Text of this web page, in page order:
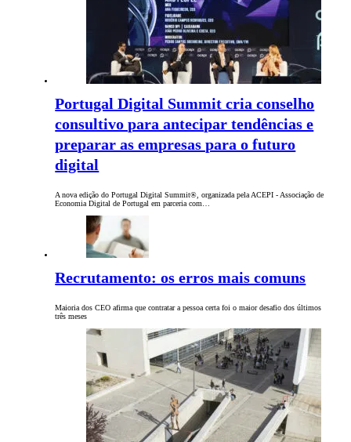
Portugal Digital Summit cria conselho
consultivo para antecipar tendências e
preparar as empresas para o futuro
digital
A nova edição do Portugal Digital Summit®, organizada pela ACEPI - Associação de
Economia Digital de Portugal em parceria com…
Recrutamento: os erros mais comuns
Maioria dos CEO afirma que contratar a pessoa certa foi o maior desafio dos últimos
três meses